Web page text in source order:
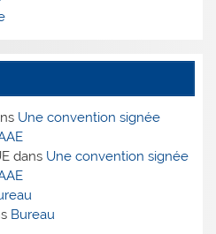
Une convention signée
dans Une convention signée
Bureau